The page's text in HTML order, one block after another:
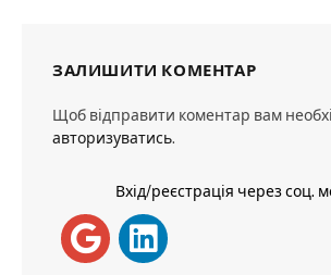
ЗАЛИШИТИ КОМЕНТАР
Щоб відправити коментар вам
авторизуватись.
Вхід/реєстрація через соц.